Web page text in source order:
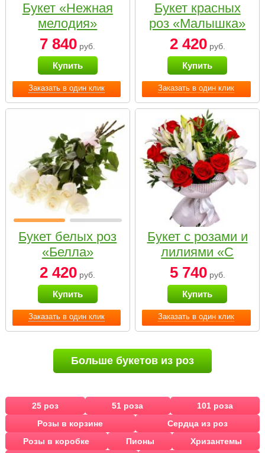
Заказать в один клик
Букет «Нежная
мелодия»
7 840 руб.
Купить
Заказать в один клик
Букет красных
роз «Малышка»
2 420руб.
Купить
Заказать в один клик
Букет белых роз
«Белла»
2 420 руб.
Купить
Заказать в один клик
Букет с розами и
лилиями «С
наилучшими
пожеланиями»
5 740руб.
Купить
Больше букетов из роз
25 роз 51 роза
101 роза
Розы в корзине
Сердца из роз
Розы в коробке
Пионы
Хризантемы